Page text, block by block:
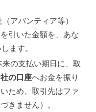
アバンティア等）
引いた金額を、あな
ます。
来の支払い期日に、取
の口座へお金を振り
ため、取引先はファ
きません）。